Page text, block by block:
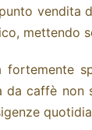
vendita
mettendo
fortemente
da caffè